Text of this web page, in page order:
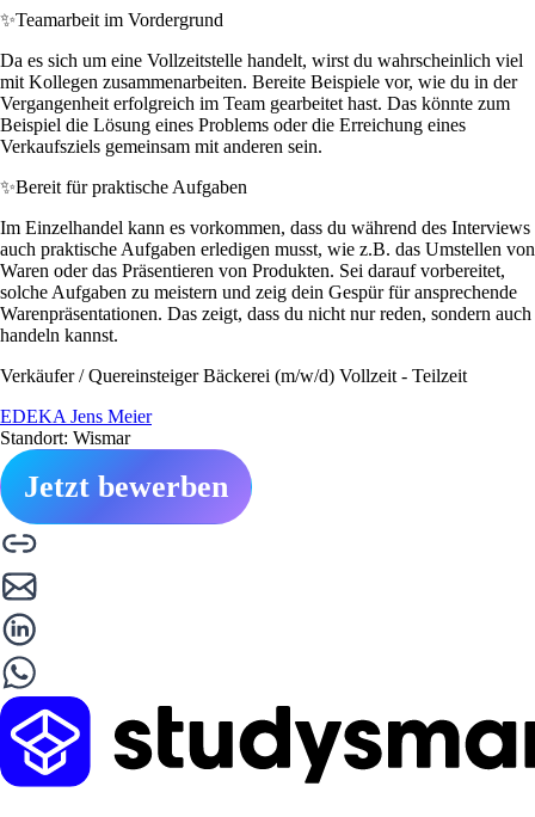
✨Teamarbeit im Vordergrund
Da es sich um eine Vollzeitstelle handelt, wirst du wahrscheinlich viel
mit Kollegen zusammenarbeiten. Bereite Beispiele vor, wie du in der
Vergangenheit erfolgreich im Team gearbeitet hast. Das könnte zum
Beispiel die Lösung eines Problems oder die Erreichung eines
Verkaufsziels gemeinsam mit anderen sein.
✨Bereit für praktische Aufgaben
Im Einzelhandel kann es vorkommen, dass du während des Interviews
auch praktische Aufgaben erledigen musst, wie z.B. das Umstellen von
Waren oder das Präsentieren von Produkten. Sei darauf vorbereitet,
solche Aufgaben zu meistern und zeig dein Gespür für ansprechende
Warenpräsentationen. Das zeigt, dass du nicht nur reden, sondern auch
handeln kannst.
Verkäufer / Quereinsteiger Bäckerei (m/w/d) Vollzeit - Teilzeit
EDEKA Jens Meier
Standort: Wismar
Jetzt bewerben